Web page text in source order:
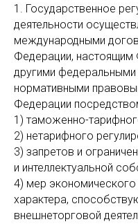
1. Государственное
деятельности
международными
Федерации,
другими
нормативными
Федерации
1) таможенно-
2) нетарифного
3) запретов и
и интеллектуальной
4) мер экономического
характера,
внешнеторговой